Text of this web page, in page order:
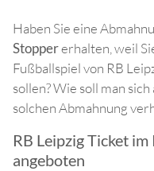
Haben Sie eine
Stoppererhalten, weil
Fußballspiel von RB
sollen? Wie soll man
solchen Abmahnung
RB Leipzig Ticket
angeboten